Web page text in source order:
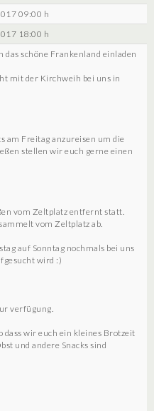
09:00 h
18:00 h
das schöne Frankenland einladen
mit der Kirchweih bei uns in
am Freitag anzureisen um die
stellen wir euch gerne einen
vom Zeltplatz entfernt statt.
vom Zeltplatz ab.
auf Sonntag nochmals bei uns
wird :)
verfügung.
dass wir euch ein kleines Brotzeit
und andere Snacks sind